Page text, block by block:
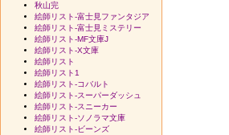
秋山完
絵師リスト-富士見ファンタジア
絵師リスト-富士見ミステリー
絵師リスト-MF文庫J
絵師リスト-X文庫
絵師リスト
絵師リスト1
絵師リスト-コバルト
絵師リスト-スーパーダッシュ
絵師リスト-スニーカー
絵師リスト-ソノラマ文庫
絵師リスト-ビーンズ